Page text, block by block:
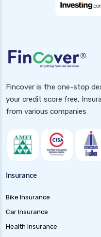
Fincover is the one-stop
your credit score free,
from various companies
Insurance
Bike Insurance
Car Insurance
Health Insurance